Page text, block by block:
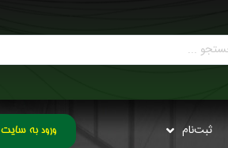
ثبت‌نام ورود به سایت